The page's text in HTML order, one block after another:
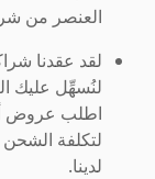
العنصر من
لقد عقدنا
لنُسهِّل عليك
اطلب عروض
لتكلفة الشحن
لدينا.